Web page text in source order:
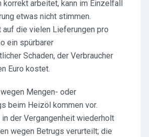
korrekt arbeitet, kann im Einzelfall
etwas nicht stimmen.
auf die vielen Lieferungen pro
ein spürbarer
Schaden, der Verbraucher
Euro kostet.
Mengen- oder
beim Heizöl kommen vor.
in der Vergangenheit wiederholt
wegen Betrugs verurteilt; die